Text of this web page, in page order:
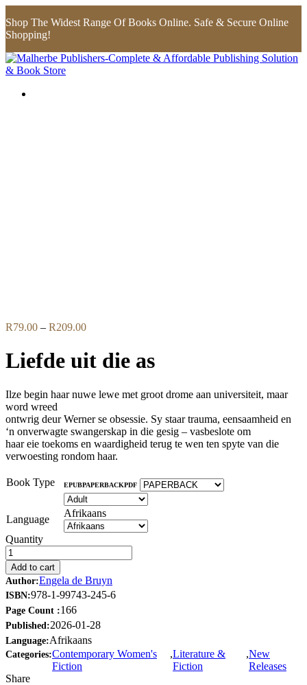
Shop The Widest Range Of Books Online. Safe & Secure Online
Shopping!
R79.00 – R209.00Price
R79.00
through
Liefde uit die as
Ilze begin haar nuwe lewe met groot drome aan universiteit, maar
word wreed
ontwrig deur Werner se obsessie. Sy staar trauma, eensaamheid en
‘n onverwagte swangerskap in die gesig – vasbeslote om
haar eie toekoms en waardigheid terug te wen ten spyte van die
verwoesting rondom haar.
Book Type EPUBPAPERBACKPDF
Language
Afrikaans
Quantity
Add to cart
Author:Engela de Bruyn
ISBN:978-1-99743-245-6
Page Count :166
Published:2026-01-28
Language:Afrikaans
Categories:Contemporary Women's
Fiction
,Literature &
Fiction
,New
Releases
Share